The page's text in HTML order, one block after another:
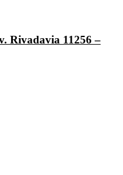
Rivadavia 11256 –